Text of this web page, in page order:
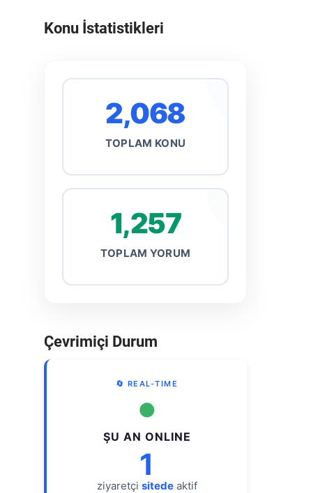
Konu İstatistikleri
2,068
TOPLAM KONU
1,257
TOPLAM YORUM
Çevrimiçi Durum
🔄 REAL-TIME
●
ŞU AN ONLINE
1
ziyaretçi sitedeaktif